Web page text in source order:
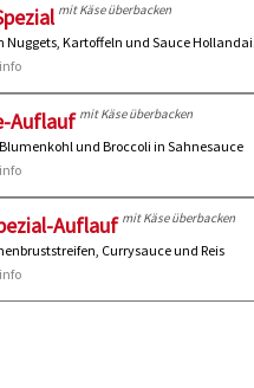
mit Käse überbacken
Nuggets, Kartoffeln und Sauce
Auflauf mit Käse überbacken
und Broccoli in Sahnesauce
Auflauf mit Käse überbacken
Currysauce und Reis